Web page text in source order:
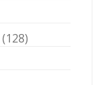
(128)